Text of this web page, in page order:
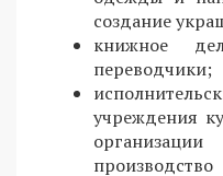
создание
книжное
переводчики;
учреждения